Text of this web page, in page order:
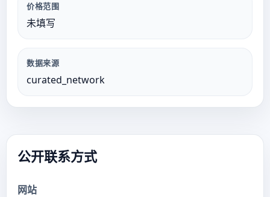
价格范围
未填写
数据来源
curated_network
公开联系方式
网站